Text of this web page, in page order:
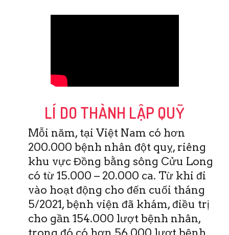
LÍ DO THÀNH LẬP QUỸ
Mỗi năm, tại Việt Nam có hơn
200.000 bệnh nhân đột quỵ, riêng
khu vực Đồng bằng sông Cửu Long
có từ 15.000 – 20.000 ca. Từ khi đi
vào hoạt động cho đến cuối tháng
5/2021, bệnh viện đã khám, điều trị
cho gần 154.000 lượt bệnh nhân,